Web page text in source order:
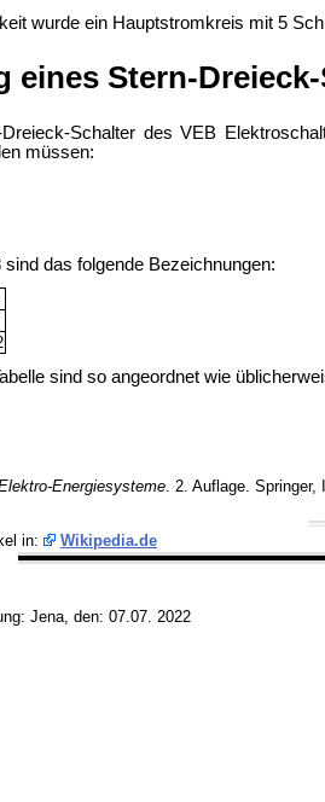
wurde ein Hauptstromkreis mit 5
eines Stern-
Schalter des VEB
müssen:
sind das folgende Bezeichnungen:
sind so angeordnet wie
Energiesysteme. 2. Auflage. Springer,
in: Wikipedia.de
Jena, den: 07.07. 2022